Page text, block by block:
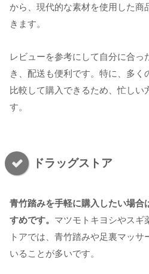
から、現代的な素材を使用した商
きます。
レビューを参考にして自分に合っ
き、配送も便利です。特に、多く
比較して購入できるため、忙しい
す。
ドラッグストア
青竹踏みを手軽に購入したい場合
すめです。 マツモトキヨシやスギ
トアでは、青竹踏みや足裏マッサ
いることが多いです。